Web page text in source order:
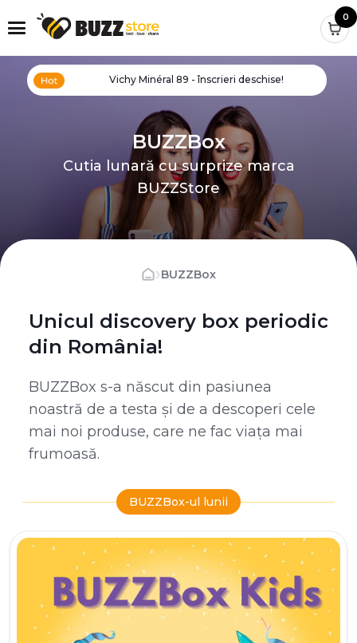
0
Vichy Minéral 89 - înscrieri deschise!
BUZZBox
Cutia lunară cu surprize marca
BUZZStore
›BUZZBox
Unicul discovery box periodic
din România!
BUZZBox s-a născut din pasiunea
noastră de a testa și de a descoperi cele
mai noi produse, care ne fac viața mai
frumoasă.
BUZZBox-ul lunii